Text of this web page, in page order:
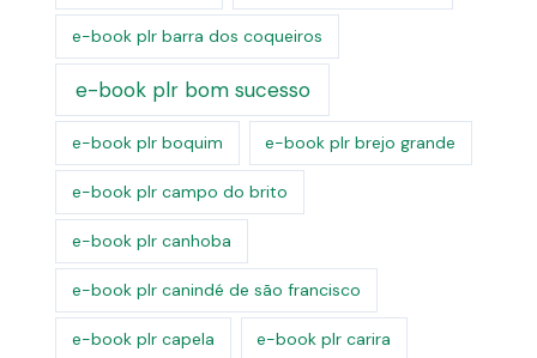
e-book plr barra dos coqueiros
e-book plr bom sucesso
e-book plr boquim e-book plr brejo grande
e-book plr campo do brito
e-book plr canhoba
e-book plr canindé de são francisco
e-book plr capela e-book plr carira